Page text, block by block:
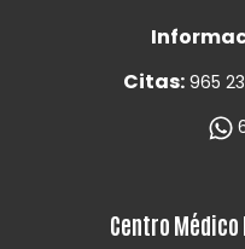
Citas: 965
Centro Médico